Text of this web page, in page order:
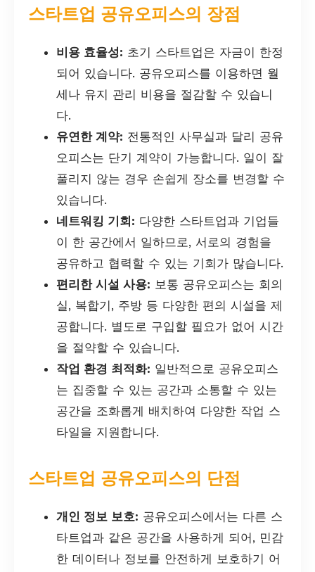
스타트업 공유오피스의 장점
비용 효율성: 초기 스타트업은 자금이 한정
되어 있습니다. 공유오피스를 이용하면 월
세나 유지 관리 비용을 절감할 수 있습니
다.
유연한 계약: 전통적인 사무실과 달리 공유
오피스는 단기 계약이 가능합니다. 일이 잘
풀리지 않는 경우 손쉽게 장소를 변경할 수
있습니다.
네트워킹 기회: 다양한 스타트업과 기업들
이 한 공간에서 일하므로, 서로의 경험을
공유하고 협력할 수 있는 기회가 많습니다.
편리한 시설 사용: 보통 공유오피스는 회의
실, 복합기, 주방 등 다양한 편의 시설을 제
공합니다. 별도로 구입할 필요가 없어 시간
을 절약할 수 있습니다.
작업 환경 최적화: 일반적으로 공유오피스
는 집중할 수 있는 공간과 소통할 수 있는
공간을 조화롭게 배치하여 다양한 작업 스
타일을 지원합니다.
스타트업 공유오피스의 단점
개인 정보 보호: 공유오피스에서는 다른 스
타트업과 같은 공간을 사용하게 되어, 민감
한 데이터나 정보를 안전하게 보호하기 어